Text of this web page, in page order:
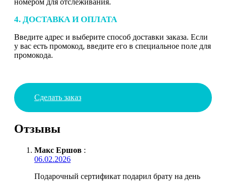
4. ДОСТАВКА И ОПЛАТА
Введите адрес и выберите способ доставки заказа. Если
у вас есть промокод, введите его в специальное поле для
промокода.
Сделать заказ
Отзывы
Макс Ершов :
06.02.2026
Подарочный сертификат подарил брату на день